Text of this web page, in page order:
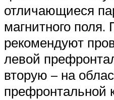
отличающиеся
магнитного
рекомендуют
левой
вторую – на
префронтальной